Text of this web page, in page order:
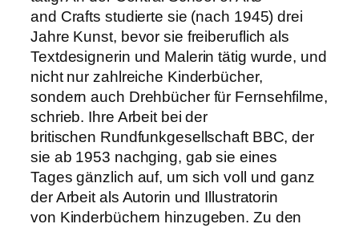
and Crafts studierte sie (nach 1945) drei
Jahre Kunst, bevor sie freiberuflich als
Textdesignerin und Malerin tätig wurde, und
nicht nur zahlreiche Kinderbücher,
sondern auch Drehbücher für Fernsehfilme,
schrieb. Ihre Arbeit bei der
britischen Rundfunkgesellschaft BBC, der
sie ab 1953 nachging, gab sie eines
Tages gänzlich auf, um sich voll und ganz
der Arbeit als Autorin und Illustratorin
von Kinderbüchern hinzugeben. Zu den